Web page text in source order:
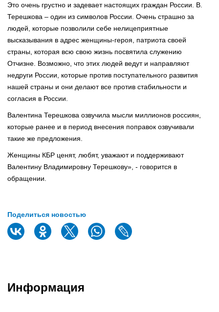
Это очень грустно и задевает настоящих граждан России. В.
Терешкова – один из символов России. Очень страшно за
людей, которые позволили себе нелицеприятные
высказывания в адрес женщины-героя, патриота своей
страны, которая всю свою жизнь посвятила служению
Отчизне. Возможно, что этих людей ведут и направляют
недруги России, которые против поступательного развития
нашей страны и они делают все против стабильности и
согласия в России.
Валентина Терешкова озвучила мысли миллионов россиян,
которые ранее и в период внесения поправок озвучивали
такие же предложения.
Женщины КБР ценят, любят, уважают и поддерживают
Валентину Владимировну Терешкову», - говорится в
обращении.
Поделиться новостью
Информация